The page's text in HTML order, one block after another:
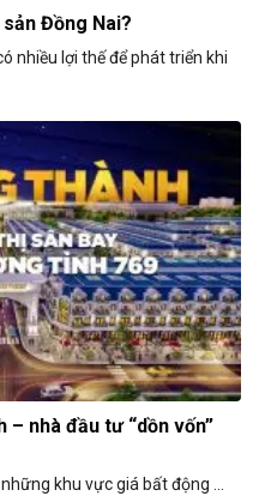
Đồng Nai?
nhiều lợi thế để phát triển khi
nhà đầu tư “dồn vốn”
khu vực giá bất động ...